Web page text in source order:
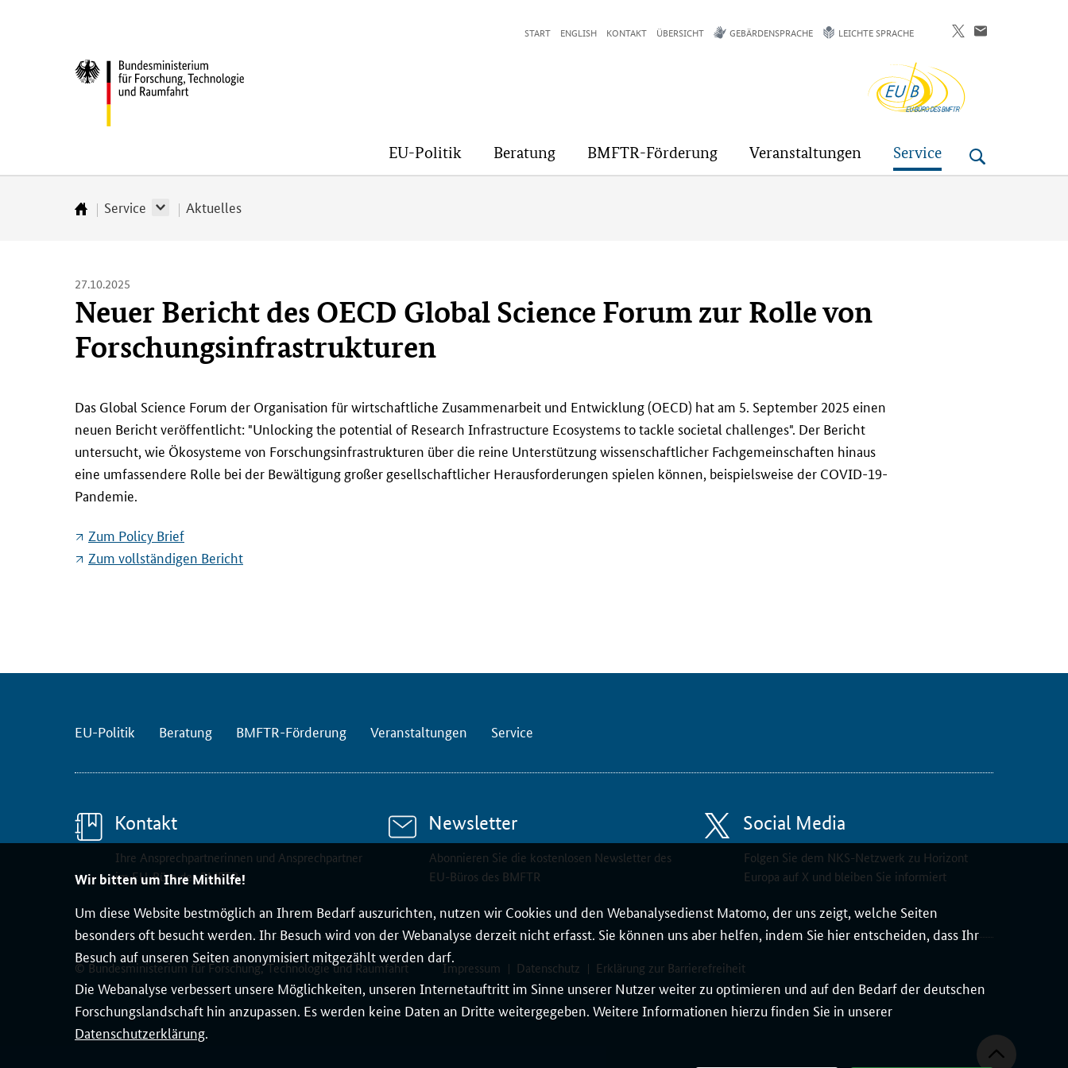
Wir bitten um Ihre Mithilfe!
Um diese Website bestmöglich an Ihrem Bedarf auszurichten, nutzen wir Cookies und den Webanalysedienst Matomo, der uns zeigt, welche Seiten
besonders oft besucht werden. Ihr Besuch wird von der Webanalyse derzeit nicht erfasst. Sie können uns aber helfen, indem Sie hier entscheiden, dass Ihr
Besuch auf unseren Seiten anonymisiert mitgezählt werden darf.
Die Webanalyse verbessert unsere Möglichkeiten, unseren Internetauftritt im Sinne unserer Nutzer weiter zu optimieren und auf den Bedarf der deutschen
Forschungslandschaft hin anzupassen. Es werden keine Daten an Dritte weitergegeben. Weitere Informationen hierzu finden Sie in unserer
Datenschutzerklärung.
(Eingabetaste)
(Eingabetaste)
(Eingabetaste)
START ENGLISH KONTAKT ÜBERSICHT GEBÄRDENSPRACHE LEICHTE SPRACHE
Bundesministerium
und
Raumfahrt
Buero
EU-Politik Beratung BMFTR-Förderung Veranstaltungen Service
Startseite
Service Aktuelles
27.10.2025
Neuer Bericht des OECD Global Science Forum zur Rolle von
Forschungsinfrastrukturen
a
s
G
l
o
a
l
F
r
m
d
r
E
C
D
h
a
t
a
Das Global Science Forum der Organisation für wirtschaftliche Zusammenarbeit und Entwicklung (OECD) hat am 5. September 2025 einen
neuen Bericht veröffentlicht: "Unlocking the potential of Research Infrastructure Ecosystems to tackle societal challenges". Der Bericht
untersucht, wie Ökosysteme von Forschungsinfrastrukturen über die reine Unterstützung wissenschaftlicher Fachgemeinschaften hinaus
eine umfassendere Rolle bei der Bewältigung großer gesellschaftlicher Herausforderungen spielen können, beispielsweise der COVID-19-
Pandemie.
Zum Policy Brief
Zum vollständigen Bericht
EU-Politik Beratung BMFTR-Förderung Veranstaltungen Service
Kontakt
Ihre Ansprechpartnerinnen und Ansprechpartner
im EU-Büro des BMFTR
Newsletter
Abonnieren Sie die kostenlosen Newsletter des
EU-Büros des BMFTR
Social Media
Folgen Sie dem NKS-Netzwerk zu Horizont
Europa auf X und bleiben Sie informiert
© Bundesministerium für Forschung, Technologie und Raumfahrt Impressum Datenschutz Erklärung zur Barrierefreiheit